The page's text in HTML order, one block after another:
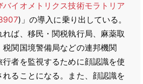
バイオメトリクス技術モラトリア
)」の導入に乗り出している。
れば、移民・関税執行局、麻薬取
関国境警備局などの連邦機関
者を監視するために顔認識を使
ることになる。また、顔認識を